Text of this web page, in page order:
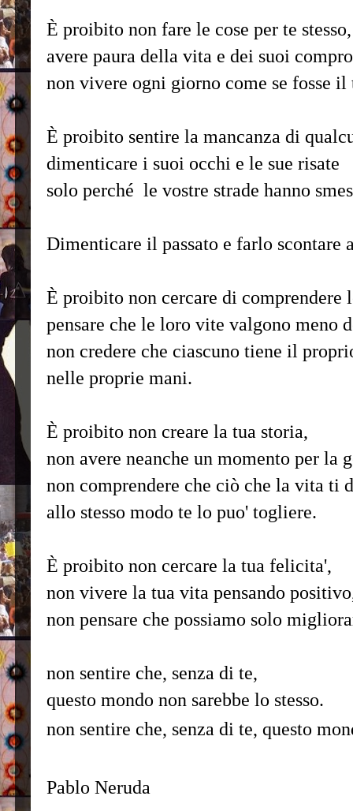
È proibito non fare le cose per te stesso,
avere paura della vita e dei suoi
non vivere ogni giorno come se fosse
È proibito sentire la mancanza di
dimenticare i suoi occhi e le sue risate
solo perché le vostre strade hanno
Dimenticare il passato e farlo scontare
È proibito non cercare di comprendere
pensare che le loro vite valgono meno
non credere che ciascuno tiene il
nelle proprie mani.
È proibito non creare la tua storia,
non avere neanche un momento per la
non comprendere che ciò che la vita ti
allo stesso modo te lo puo' togliere.
È proibito non cercare la tua felicita',
non vivere la tua vita pensando
non pensare che possiamo solo
non sentire che, senza di te,
questo mondo non sarebbe lo stesso.
non sentire che, senza di te, questo
Pablo Neruda